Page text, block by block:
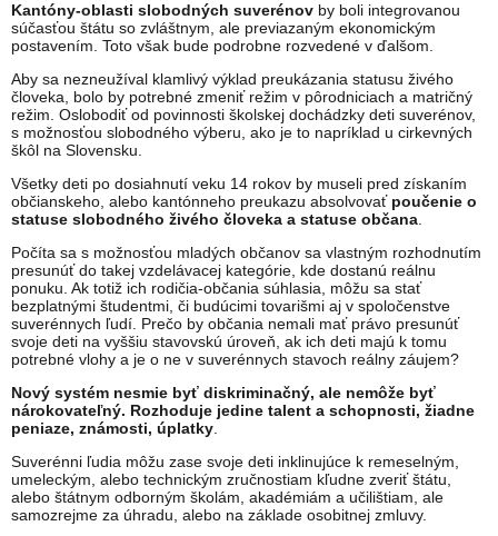
Kantóny-oblasti slobodných suverénov by boli integrovanou
súčasťou štátu so zvláštnym, ale previazaným ekonomickým
postavením. Toto však bude podrobne rozvedené v ďalšom.
Aby sa nezneužíval klamlivý výklad preukázania statusu živého
človeka, bolo by potrebné zmeniť režim v pôrodniciach a matričný
režim. Oslobodiť od povinnosti školskej dochádzky deti suverénov,
s možnosťou slobodného výberu, ako je to napríklad u cirkevných
škôl na Slovensku.
Všetky deti po dosiahnutí veku 14 rokov by museli pred získaním
občianskeho, alebo kantónneho preukazu absolvovať poučenie o
statuse slobodného živého človeka a statuse občana.
Počíta sa s možnosťou mladých občanov sa vlastným rozhodnutím
presunúť do takej vzdelávacej kategórie, kde dostanú reálnu
ponuku. Ak totiž ich rodičia-občania súhlasia, môžu sa stať
bezplatnými študentmi, či budúcimi tovarišmi aj v spoločenstve
suverénnych ľudí. Prečo by občania nemali mať právo presunúť
svoje deti na vyššiu stavovskú úroveň, ak ich deti majú k tomu
potrebné vlohy a je o ne v suverénnych stavoch reálny záujem?
Nový systém nesmie byť diskriminačný, ale nemôže byť
nárokovateľný. Rozhoduje jedine talent a schopnosti, žiadne
peniaze, známosti, úplatky.
Suverénni ľudia môžu zase svoje deti inklinujúce k remeselným,
umeleckým, alebo technickým zručnostiam kľudne zveriť štátu,
alebo štátnym odborným školám, akadémiám a učilištiam, ale
samozrejme za úhradu, alebo na základe osobitnej zmluvy.